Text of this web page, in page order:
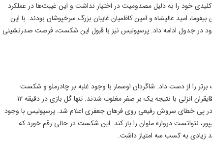
خود را به دلیل مصدومیت در اختیار نداشت و این غیبت‌ها در عملکرد
امید عالیشاه و امین کاظمیان غایبان بزرگ سرخپوشان بودند. با این
روند صعودی خود در جدول ادامه داد. پرسپولیس نیز با قبول این شکست، فرصت صدرنشینی
را از دست داد. شاگردان اوسمار با وجود غلبه بر چادرملو و شکست
تراکتور، نتوانستند از شرایط مساعد استفاده کنند و در ورزشگاه سیروس قایقران انزلی با نتیجه یک بر صفر مغلوب شدند. تنها گل بازی در دقیقه ۱۲
در پی خطای سروش رفیعی روی فرهان جعفری اعلام شد. پرسپولیس با وجود
نتوانست دروازه ملوان را باز کند. این شکست در حالی رقم خورد که
زیادی به کسب سه امتیاز داشت.